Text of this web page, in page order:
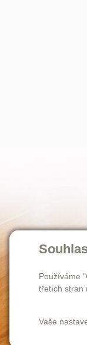
Používáme
třetích stran
Vaše